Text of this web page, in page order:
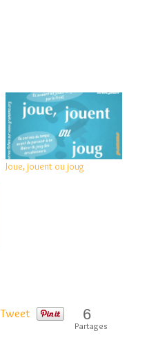
Joue, jouent ou joug
Tweet 6
Partages